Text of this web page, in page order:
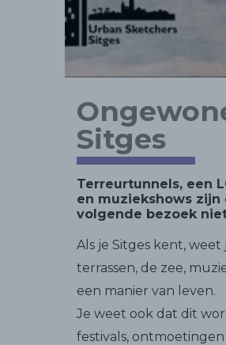
Sitges
Terreurtunnels, een
en muziekshows
volgende bezoek
Als je Sitges kent,
terrassen, de zee,
een manier van leven.
Je weet ook dat dit
festivals,